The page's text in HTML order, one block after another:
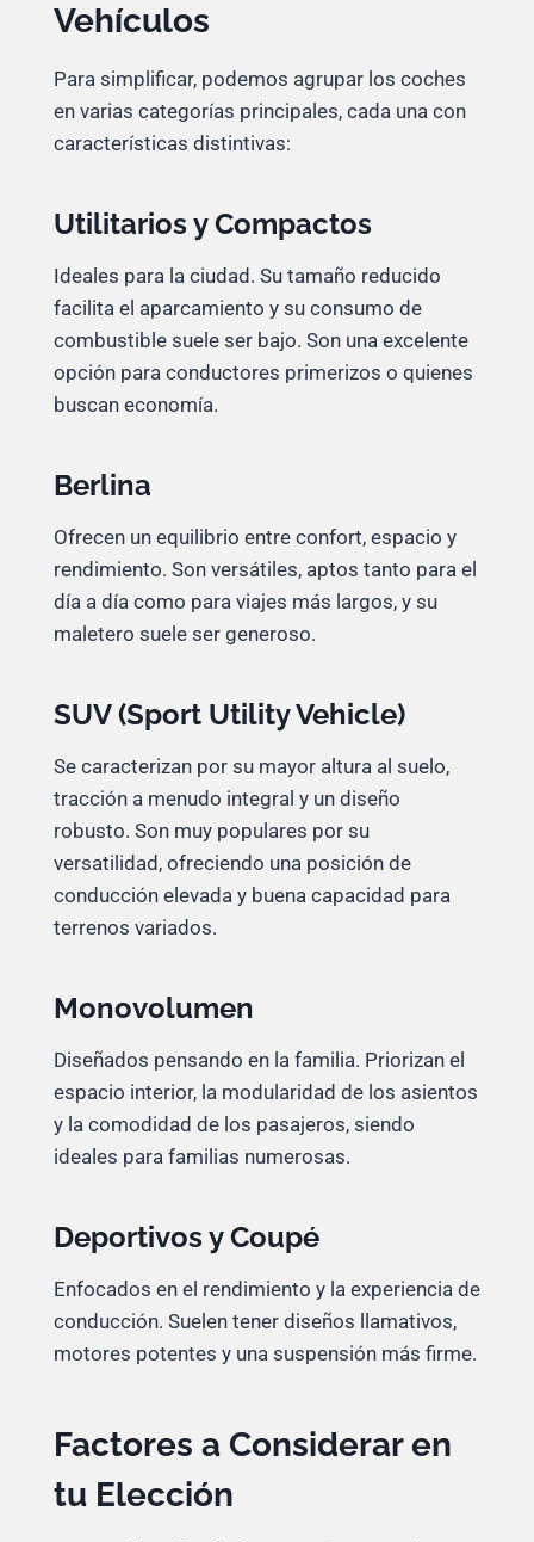
Vehículos
Para simplificar, podemos agrupar los coches
en varias categorías principales, cada una con
características distintivas:
Utilitarios y Compactos
Ideales para la ciudad. Su tamaño reducido
facilita el aparcamiento y su consumo de
combustible suele ser bajo. Son una excelente
opción para conductores primerizos o quienes
buscan economía.
Berlina
Ofrecen un equilibrio entre confort, espacio y
rendimiento. Son versátiles, aptos tanto para el
día a día como para viajes más largos, y su
maletero suele ser generoso.
SUV (Sport Utility Vehicle)
Se caracterizan por su mayor altura al suelo,
tracción a menudo integral y un diseño
robusto. Son muy populares por su
versatilidad, ofreciendo una posición de
conducción elevada y buena capacidad para
terrenos variados.
Monovolumen
Diseñados pensando en la familia. Priorizan el
espacio interior, la modularidad de los asientos
y la comodidad de los pasajeros, siendo
ideales para familias numerosas.
Deportivos y Coupé
Enfocados en el rendimiento y la experiencia de
conducción. Suelen tener diseños llamativos,
motores potentes y una suspensión más firme.
Factores a Considerar en
tu Elección